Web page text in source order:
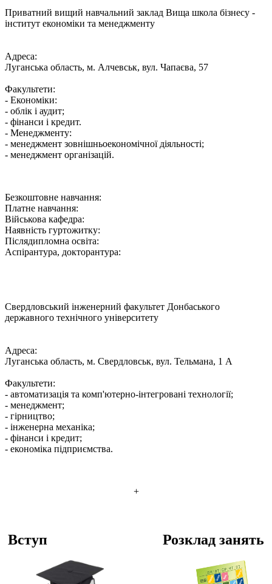
Приватний вищий навчальний заклад Вища школа бізнесу -
інститут економіки та менеджменту
Адреса:
Луганська область, м. Алчевськ, вул. Чапаєва, 57
Факультети:
- Економіки:
- облік і аудит;
- фінанси і кредит.
- Менеджменту:
- менеджмент зовнішньоекономічної діяльності;
- менеджмент організацій.
Безкоштовне навчання:
Платне навчання:
Військова кафедра:
Наявність гуртожитку:
Післядипломна освіта:
Аспірантура, докторантура:
Свердловський інженерний факультет Донбаського
державного технічного університету
Адреса:
Луганська область, м. Свердловськ, вул. Тельмана, 1 А
Факультети:
- автоматизація та комп'ютерно-інтегровані технології;
- менеджмент;
- гірництво;
- інженерна механіка;
- фінанси і кредит;
- економіка підприємства.
+
Вступ Розклад занять